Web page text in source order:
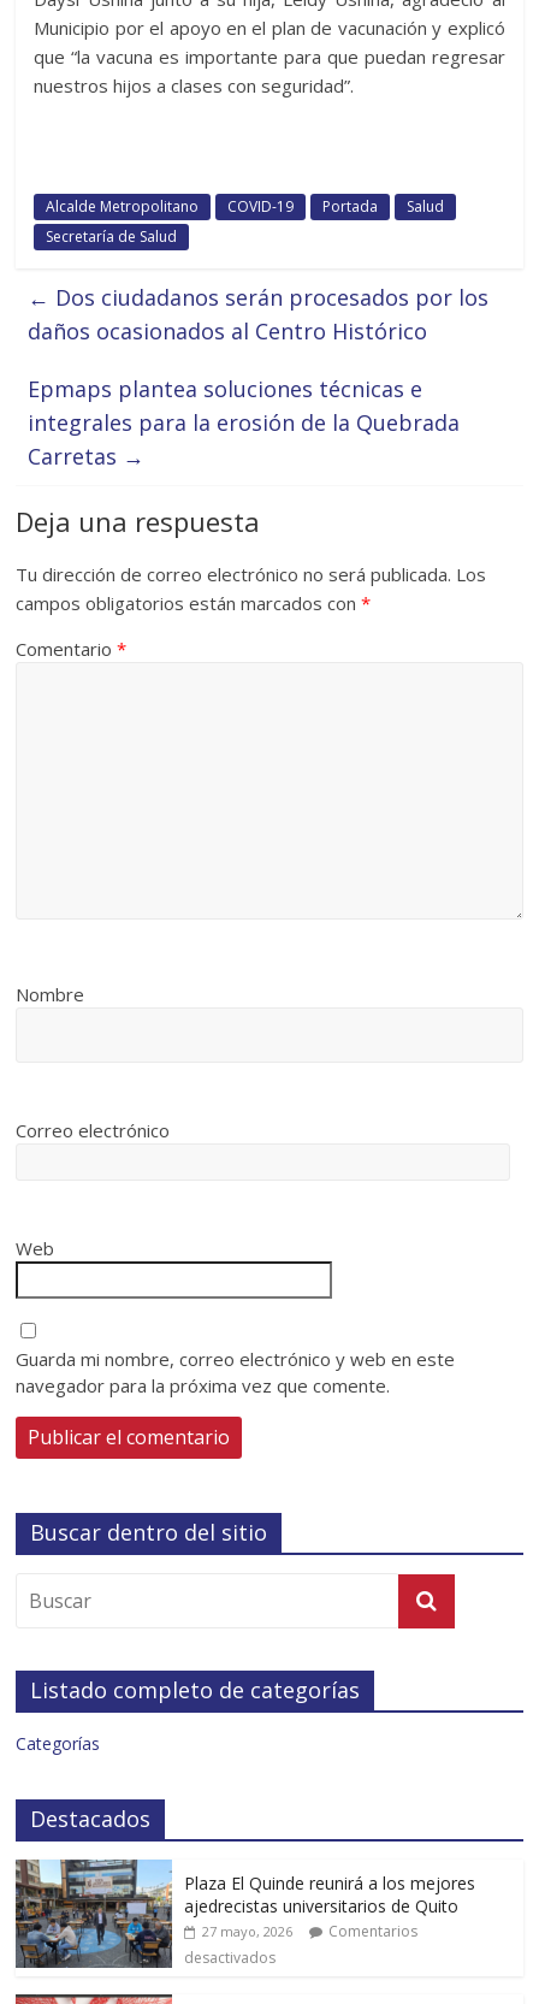
Municipio por el apoyo en el plan de vacunación y explicó
que “la vacuna es importante para que puedan regresar
nuestros hijos a clases con seguridad”.
Alcalde Metropolitano COVID-19 Portada
Salud
Secretaría de Salud
← Dos ciudadanos serán procesados por los
daños ocasionados al Centro Histórico
Epmaps plantea soluciones técnicas e
integrales para la erosión de la Quebrada
Carretas →
Deja una respuesta
Tu dirección de correo electrónico no será publicada. Los
campos obligatorios están marcados con*
Comentario*
Nombre
Correo electrónico
Web
Guarda mi nombre, correo electrónico y web en este
navegador para la próxima vez que comente.
Buscar dentro del sitio
Listado completo de categorías
Categorías
Destacados
Plaza El Quinde reunirá a los mejores
ajedrecistas universitarios de Quito
27 mayo, 2026
Comentarios
desactivados